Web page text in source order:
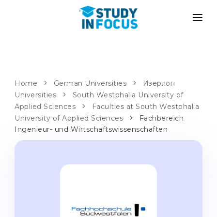
Bachelor's & Master's
University Preparatory Courses
Propaedeutic Program
Language Schools
Online Language Lessons
PATHWAYS
After School Admission
Transfer from University
Master’s in Germany
For Parents
METHODOLOGY
Home German Universities
Изерлон
Universities
South Westphalia University of
Applied Sciences
Faculties at South Westphalia
University of Applied Sciences
Fachbereich
Ingenieur- und Wirtschaftswissenschaften